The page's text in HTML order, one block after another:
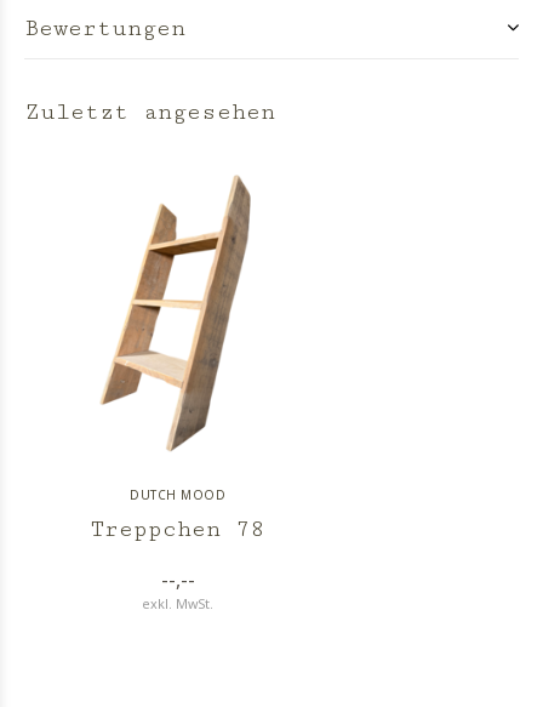
Bewertungen
Zuletzt angesehen
DUTCH MOOD
Treppchen 78
--,--
exkl. MwSt.